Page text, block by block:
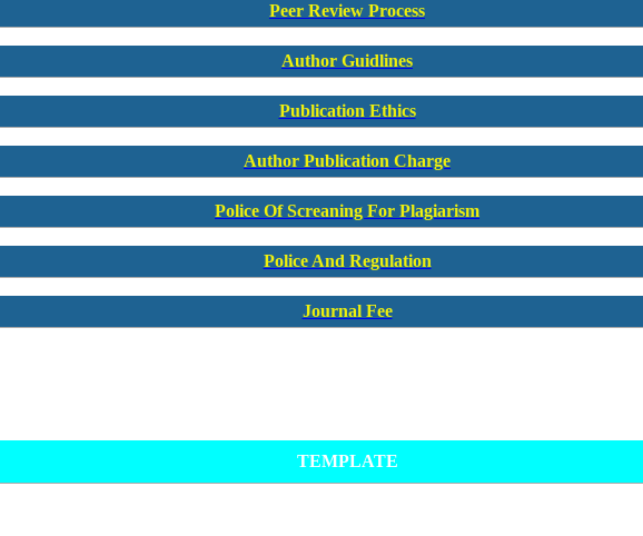
Peer Review Process
Author Guidlines
Publication Ethics
Author Publication Charge
Police Of Screaning For Plagiarism
Police And Regulation
Journal Fee
TEMPLATE